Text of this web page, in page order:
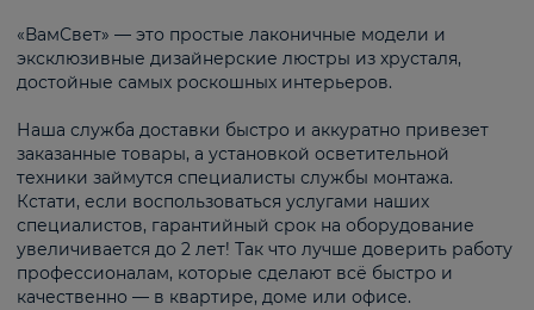
«ВамСвет» — это простые лаконичные модели и
эксклюзивные дизайнерские люстры из хрусталя,
достойные самых роскошных интерьеров.
Наша служба доставки быстро и аккуратно привезет
заказанные товары, а установкой осветительной
техники займутся специалисты службы монтажа.
Кстати, если воспользоваться услугами наших
специалистов, гарантийный срок на оборудование
увеличивается до 2 лет! Так что лучше доверить работу
профессионалам, которые сделают всё быстро и
качественно — в квартире, доме или офисе.